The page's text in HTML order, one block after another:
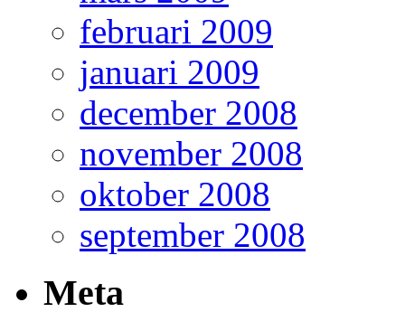
februari 2009
januari 2009
december 2008
november 2008
oktober 2008
september 2008
Meta